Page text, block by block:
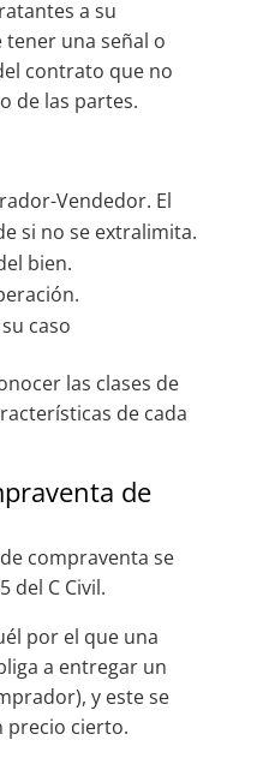
a su
una señal o
contrato que no
de las partes.
Vendedor. El
si no se extralimita.
bien.
caso
las clases de
de cada
de
compraventa se
del C Civil.
por el que una
a entregar un
y este se
precio cierto.